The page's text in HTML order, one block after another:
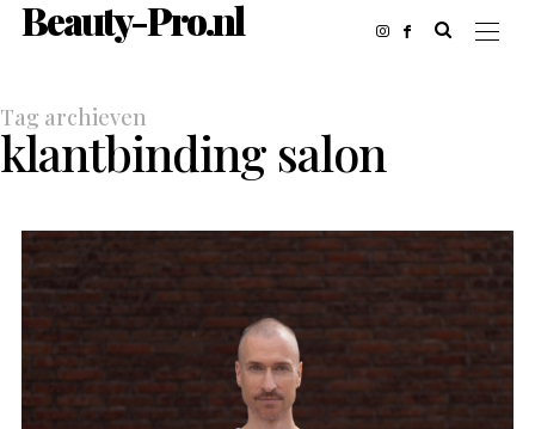
Beauty-Pro.nl
Tag archieven
klantbinding salon